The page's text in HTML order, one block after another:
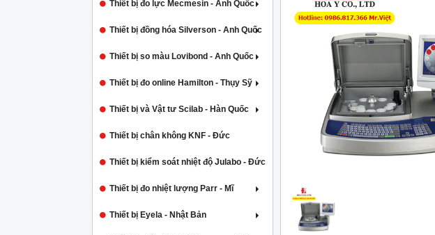
Thiết bị đo lực Mecmesin - Anh Quốc
Thiết bị đồng hóa Silverson - Anh Quốc
Thiết bị so màu Lovibond - Anh Quốc
Thiết bị đo online Hamilton - Thụy Sỹ
Thiết bị và Vật tư Scilab - Hàn Quốc
Thiết bị chân không KNF - Đức
Thiết bị kiểm soát nhiệt độ Julabo - Đức
Thiết bị đo nhiệt lượng Parr - Mĩ
Thiết bị Eyela - Nhật Bản